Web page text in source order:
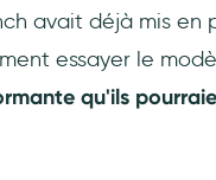
avait déjà mis
essayer le
qu'ils